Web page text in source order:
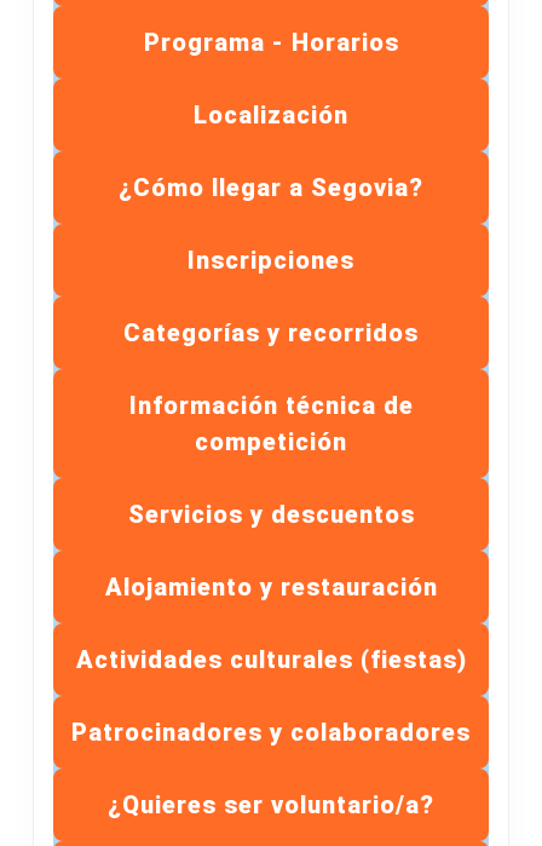
Programa - Horarios
Localización
¿Cómo llegar a Segovia?
Inscripciones
Categorías y recorridos
Información técnica de
competición
Servicios y descuentos
Alojamiento y restauración
Actividades culturales (fiestas)
Patrocinadores y colaboradores
¿Quieres ser voluntario/a?